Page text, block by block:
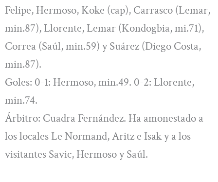
Felipe, Hermoso, Koke (cap), Carrasco (Lemar,
min.87), Llorente, Lemar (Kondogbia, mi.71),
Correa (Saúl, min.59) y Suárez (Diego Costa,
min.87).
Goles: 0-1: Hermoso, min.49. 0-2: Llorente,
min.74.
Árbitro: Cuadra Fernández. Ha amonestado a
los locales Le Normand, Aritz e Isak y a los
visitantes Savic, Hermoso y Saúl.